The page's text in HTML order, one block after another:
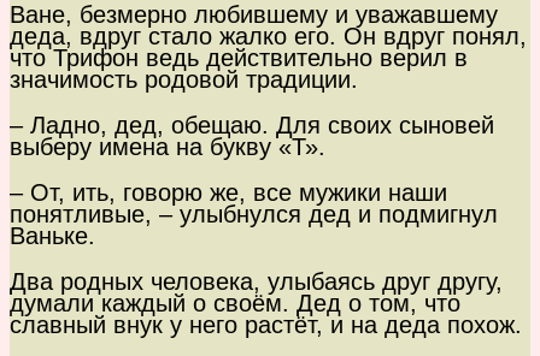
Ване, безмерно любившему и уважавшему
деда, вдруг стало жалко его. Он вдруг понял,
что Трифон ведь действительно верил в
значимость родовой традиции.
– Ладно, дед, обещаю. Для своих сыновей
выберу имена на букву «Т».
– От, ить, говорю же, все мужики наши
понятливые, – улыбнулся дед и подмигнул
Ваньке.
Два родных человека, улыбаясь друг другу,
думали каждый о своём. Дед о том, что
славный внук у него растёт, и на деда похож.